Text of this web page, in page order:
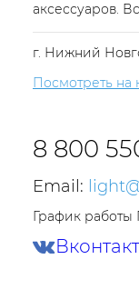
аксессуаров.
г. Нижний
Посмотреть на
8 800
Email:
График работы